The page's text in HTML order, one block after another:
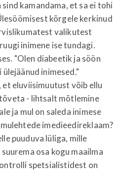
kamandama, et sa ei tohi
kõrgele kerkinud
valikutest
inimene ise tundagi.
"Olen diabeetik ja söön
inimesed."
et eluviisimuutust võib ellu
- lihtsalt mõtlemine
ja mul on saleda inimese
imedieedireklaam?
puuduva lüliga, mille
osa kogu maailma
spetsialistidest on